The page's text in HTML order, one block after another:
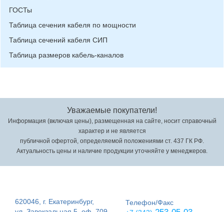
ГОСТы
Таблица сечения кабеля по мощности
Таблица сечений кабеля СИП
Таблица размеров кабель-каналов
Уважаемые покупатели!
Информация (включая цены), размещенная на сайте, носит справочный
характер и не является
публичной офертой, определяемой положениями ст. 437 ГК РФ.
Актуальность цены и наличие продукции уточняйте у менеджеров.
620046, г. Екатеринбург,
Телефон/Факс